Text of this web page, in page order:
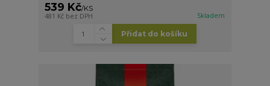
539 Kč/KS
481 Kč bez DPH Skladem
Přidat do košíku